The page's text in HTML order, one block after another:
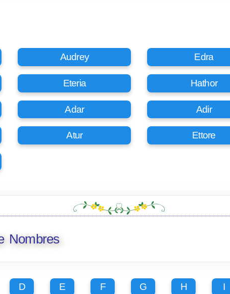
Audrey Edra
Eteria Hathor
Adar Adir
Atur Ettore
Nombres
D E F G H I